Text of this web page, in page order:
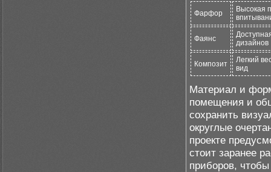
Фарфор
Высокая
Фаянс
дизайнов
Композит
Легкий
вид
Материал и
помещения и
сохранить
округлые
проекте
стоит заранее
приборов,